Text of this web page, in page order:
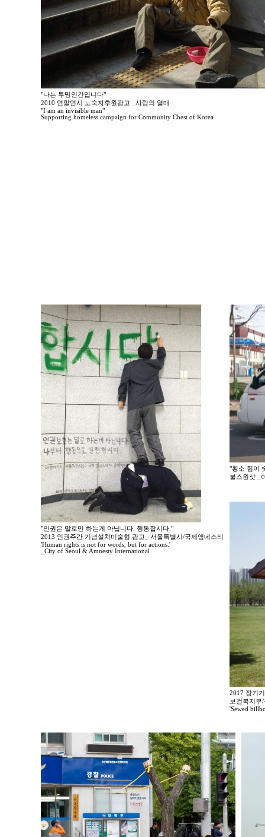
"나는 투명인간입니다"
2010 연말연시 노숙자후원광고 _사랑의 열매
"I am an invisible man"
Supporting homeless campaign for Community Chest of Korea
"인권은 말로만 하는게 아닙니다. 행동합시다."
2013 인권주간 기념설치미술형 광고_ 서울특별시/국제앰네스티
'Human rights is not for words, but for actions.'
_City of Seoul & Amnesty International
"황소 힘이
불스원샷 _
2017 장기
보건복지부
'Sewed